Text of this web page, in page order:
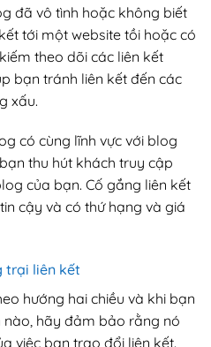
đã vô tình hoặc không biết
tới một website tồi hoặc có
theo dõi các liên kết
bạn tránh liên kết đến các
xấu.
có cùng lĩnh vực với blog
thu hút khách truy cập
của bạn. Cố gắng liên kết
cậy và có thứ hạng và giá
trại liên kết
hướng hai chiều và khi bạn
nào, hãy đảm bảo rằng nó
việc bạn trao đổi liên kết.